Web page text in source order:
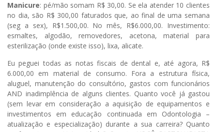
Manicure: pé/mão somam R$ 30,00. Se ela atender 10 clientes
no dia, são R$ 300,00 faturados que, ao final de uma semana
(seg a sex), R$1.500,00. No mês, R$6.000,00. Investimento:
esmaltes, algodão, removedores, acetona, material para
esterilização (onde existe isso), lixa, alicate.
Eu peguei todas as notas fiscais de dental e, até agora, R$
6.000,00 em material de consumo. Fora a estrutura física,
aluguel, manutenção do consultório, gastos com funcionários
AND inadimplência de alguns clientes. Quanto você já gastou
(sem levar em consideração a aquisição de equipamentos e
investimentos em educação continuada em Odontologia –
atualização e especialização) durante a sua carreira? Quanto